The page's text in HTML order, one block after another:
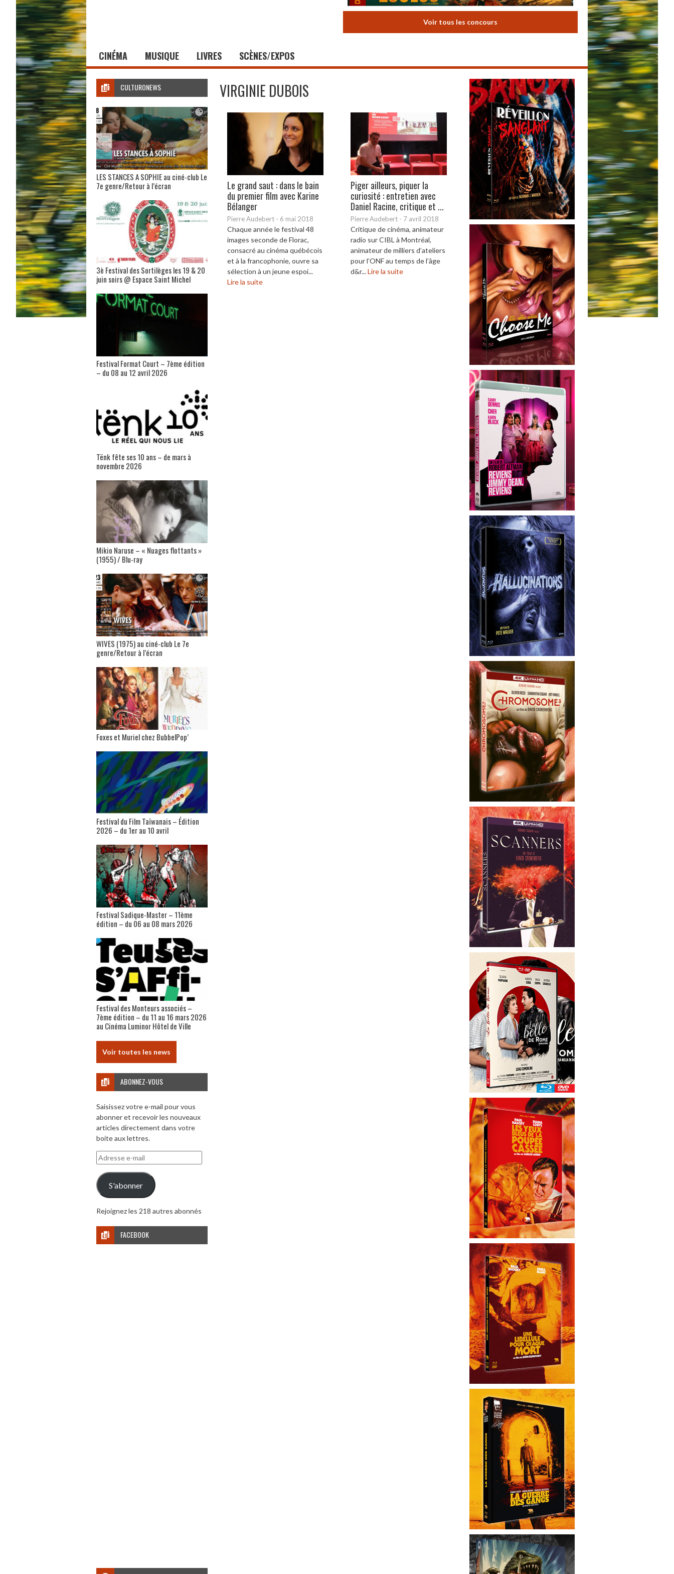
Voir tous les concours
CINÉMA MUSIQUE LIVRES SCÈNES/EXPOS
VIRGINIE DUBOIS
Le grand saut : dans le bain
du premier film avec Karine
Bélanger
Pierre Audebert - 6 mai 2018
Chaque année le festival 48
images seconde de Florac,
consacré au cinéma québécois
et à la francophonie, ouvre sa
sélection à un jeune espoi...
Lire la suite
Piger ailleurs, piquer la
curiosité : entretien avec
Daniel Racine, critique et ...
Pierre Audebert - 7 avril 2018
Critique de cinéma, animateur
radio sur CIBL à Montréal,
animateur de milliers d’ateliers
pour l’ONF au temps de l’âge
d&r...Lire la suite
CULTURONEWS
LES STANCES A SOPHIE au ciné-club Le
7e genre/Retour à l’écran
3è Festival des Sortilèges les 19 & 20
juin soirs @ Espace Saint Michel
Festival Format Court – 7ème édition
– du 08 au 12 avril 2026
Tënk fête ses 10 ans – de mars à
novembre 2026
Mikio Naruse – « Nuages flottants »
(1955) / Blu-ray
WIVES (1975) au ciné-club Le 7e
genre/Retour à l’écran
Foxes et Muriel chez BubbelPop’
Festival du Film Taïwanais – Édition
2026 – du 1er au 10 avril
Festival Sadique-Master – 11ème
édition – du 06 au 08 mars 2026
Festival des Monteurs associés –
7ème édition – du 11 au 16 mars 2026
au Cinéma Luminor Hôtel de Ville
Voir toutes les news
ABONNEZ-VOUS
Saisissez votre e-mail pour vous
abonner et recevoir les nouveaux
articles directement dans votre
boite aux lettres.
Adresse
e-
mail
S'abonner
Rejoignez les 218 autres abonnés
FACEBOOK